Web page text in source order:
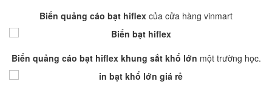
Biển quảng cáo bạt hiflex của cửa hàng vinmart
Biển quảng cáo bạt hiflex khung sắt khổ lớn một trường học.